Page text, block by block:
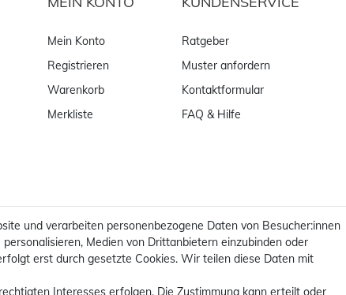
Mein Konto
Registrieren
Warenkorb
Merkliste
Ratgeber
Muster anfordern
Kontaktformular
FAQ & Hilfe
und verarbeiten personenbezogene Daten von Besucher:innen
Medien von Drittanbietern einzubinden oder
erst durch gesetzte Cookies. Wir teilen diese Daten mit
Interesses erfolgen. Die Zustimmung kann erteilt oder